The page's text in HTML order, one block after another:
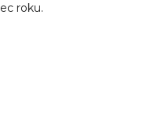
roku.